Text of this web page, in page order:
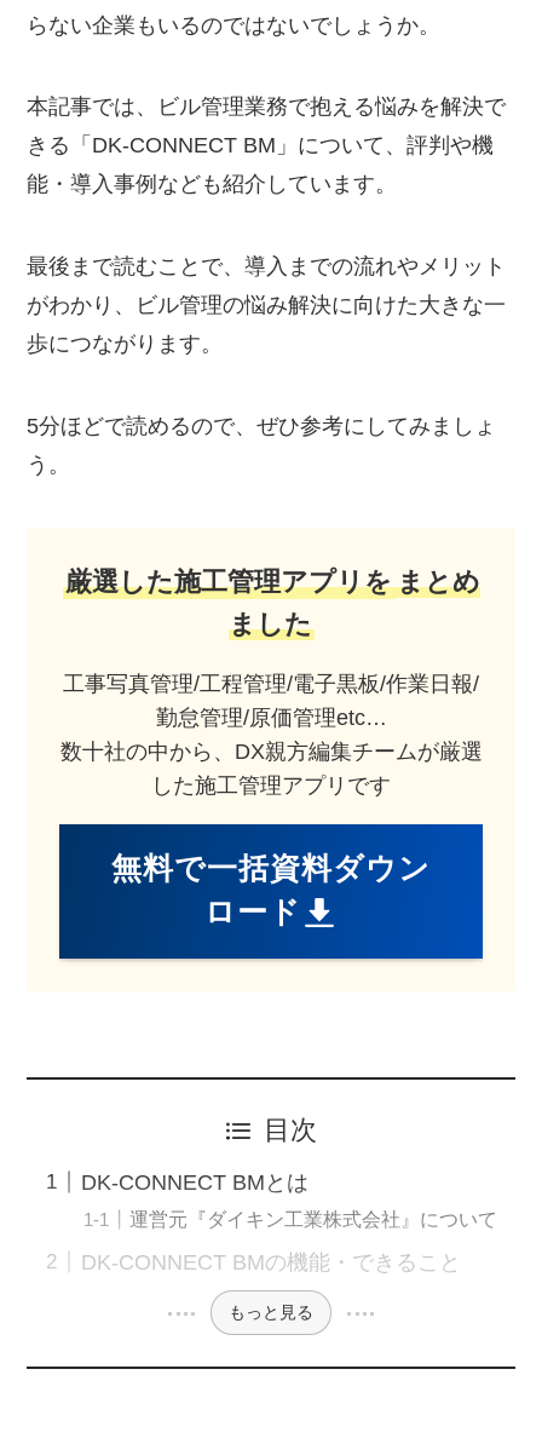
らない企業もいるのではないでしょうか。
本記事では、ビル管理業務で抱える悩みを解決で
きる「DK-CONNECT BM」について、評判や機
能・導入事例なども紹介しています。
最後まで読むことで、導入までの流れやメリット
がわかり、ビル管理の悩み解決に向けた大きな一
歩につながります。
5分ほどで読めるので、ぜひ参考にしてみましょ
う。
厳選した施工管理アプリをまとめ
ました
工事写真管理/工程管理/電子黒板/作業日報/
勤怠管理/原価管理etc…
数十社の中から、DX親方編集チームが厳選
した施工管理アプリです
無料で一括資料ダウン
ロード
目次
DK-CONNECT BMとは
運営元『ダイキン工業株式会社』について
DK-CONNECT BMの機能・できること
もっと見る